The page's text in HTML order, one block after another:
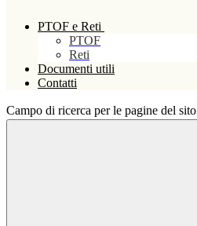
PTOF e Reti
PTOF
Reti
Documenti utili
Contatti
Campo di ricerca per le pagine del sito